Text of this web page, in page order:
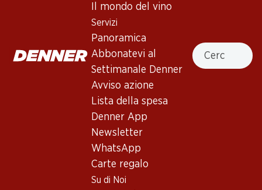
Il mondo del vino
Servizi
Panoramica
Abbonatevi al
Settimanale Denner
Avviso azione
Lista della spesa
Denner App
Newsletter
WhatsApp
Carte regalo
Su di Noi
Cercare
nero, liquirizia e note di fumo e tostate. Corpo medio con
tannini presenti ed eleganti. Retrogusto lungo. Affinamento
e maturazione 18 mesi in barriques nuove al 60 %. Il vino
raggiunge il suo apice nel giro di 2-5 anni e può essere
gustato appieno per altri 10 anni.
Buono a sapersi